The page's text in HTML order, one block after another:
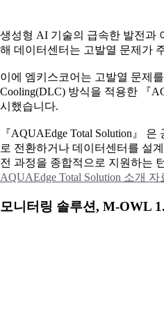
생성형 AI 기술의 급속한 발전과
해 데이터센터는 고발열 문제가
이에 엠키스코어는 고발열 문제
Cooling(DLC) 방식을 적용한 『
시했습니다.
『AQUAEdge Total Solution』
로 전환하거나 데이터센터를 설
전 과정을 종합적으로 지원하는
AQUAEdge Total Solution 소개 자
모니터링 솔루션, M-OWL